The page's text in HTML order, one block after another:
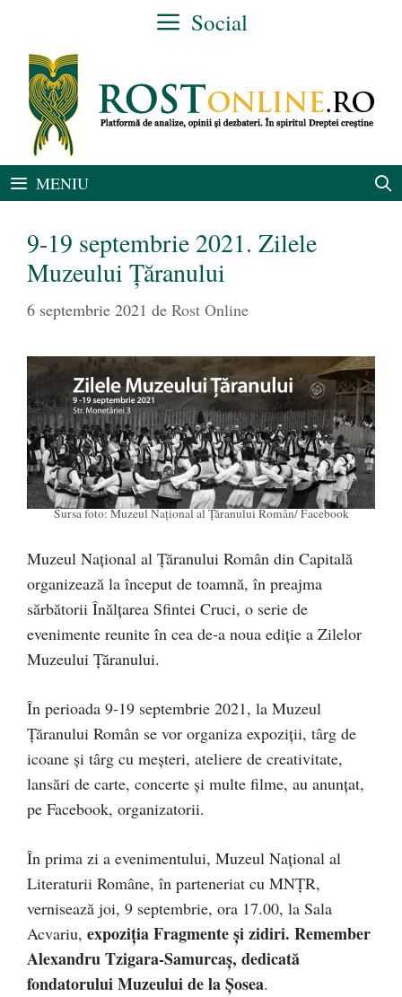
conținut
Social
MENIU
9-19 septembrie 2021. Zilele
Muzeului Țăranului
6 septembrie 2021 de Rost Online
Sursa foto: Muzeul Național al Țăranului Român/ Facebook
Muzeul Național al Țăranului Român din Capitală
organizează la început de toamnă, în preajma
sărbătorii Înălțarea Sfintei Cruci, o serie de
evenimente reunite în cea de-a noua ediție a Zilelor
Muzeului Țăranului.
În perioada 9-19 septembrie 2021, la Muzeul
Țăranului Român se vor organiza expoziții, târg de
icoane şi târg cu meşteri, ateliere de creativitate,
lansări de carte, concerte și multe filme, au anunțat,
pe Facebook, organizatorii.
În prima zi a evenimentului, Muzeul Național al
Literaturii Române, în parteneriat cu MNŢR,
vernisează joi, 9 septembrie, ora 17.00, la Sala
Acvariu, expoziția Fragmente şi zidiri. Remember
Alexandru Tzigara-Samurcaș, dedicată
fondatorului Muzeului de la Șosea.